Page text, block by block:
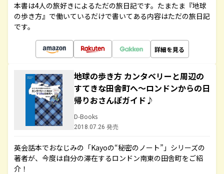
本書は4人の旅好きによるただの旅日記です。たまたま『地球
の歩き方』で働いているだけで書いてある内容はただの旅日記
です。
詳細を見る
地球の歩き方 カンタベリーと周辺の
すてきな田舎町へ～ロンドンからの日
帰りおさんぽガイド♪
D-Books
2018.07.26 発売
英会話本でおなじみの「Kayoの“秘密のノート”」シリーズの
著者が、今度は自分の滞在するロンドン南東の田舎町をご紹
介！